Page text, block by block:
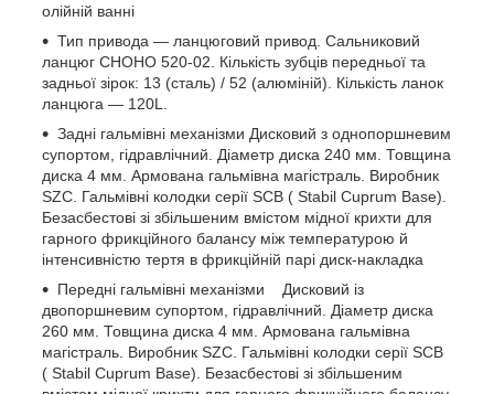
олійній ванні
Тип привода — ланцюговий привод. Сальниковий
ланцюг CHOHO 520-02. Кількість зубців передньої та
задньої зірок: 13 (сталь) / 52 (алюміній). Кількість ланок
ланцюга — 120L.
Задні гальмівні механізми Дисковий з однопоршневим
супортом, гідравлічний. Діаметр диска 240 мм. Товщина
диска 4 мм. Армована гальмівна магістраль. Виробник
SZC. Гальмівні колодки серії SCB ( Stabil Cuprum Base).
Безасбестові зі збільшеним вмістом мідної крихти для
гарного фрикційного балансу між температурою й
інтенсивністю тертя в фрикційній парі диск-накладка
Передні гальмівні механізми Дисковий із
двопоршневим супортом, гідравлічний. Діаметр диска
260 мм. Товщина диска 4 мм. Армована гальмівна
магістраль. Виробник SZC. Гальмівні колодки серії SCB
( Stabil Cuprum Base). Безасбестові зі збільшеним